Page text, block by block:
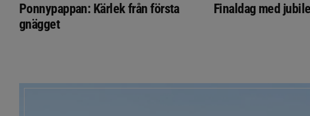
Ponnypappan: Kärlek från första
gnägget
Finaldag med